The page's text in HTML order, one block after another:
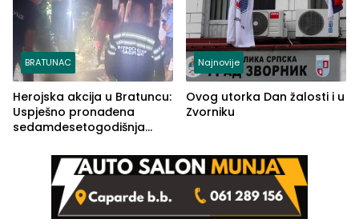
BRATUNAC
Herojska akcija u Bratuncu:
Uspješno pronađena
sedamdesetogodišnja
Kravice.
Najnovije
Ovog utorka Dan žalosti i u
Zvorniku